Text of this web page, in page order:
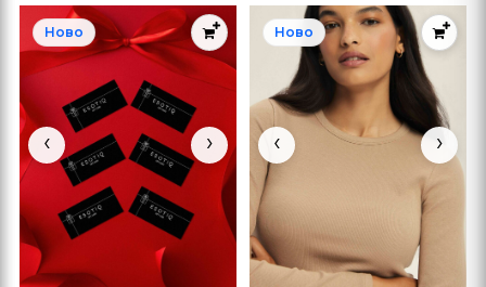
‹ ›
Ново
‹ ›
Ново